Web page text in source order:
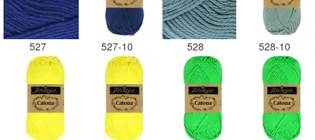
527 527-10 528 528-10